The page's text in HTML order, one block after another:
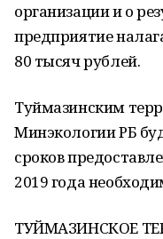
организации и о
предприятие
80 тысяч рублей.
Туймазинским
Минэкологии РБ
сроков
2019 года
ТУЙМАЗИНСКОЕ